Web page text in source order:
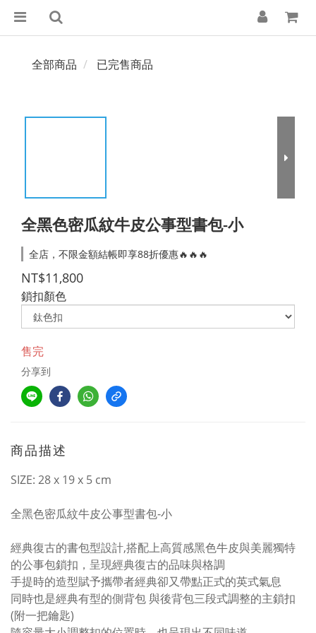
全部商品 已完售商品
全黑色密瓜紋牛皮公事型書包-小
全店，不限金額結帳即享88折優惠🔥🔥🔥
NT$11,800
鎖扣顏色
售完
分享到
商品描述
SIZE: 28 x 19 x 5 cm
全黑色密瓜紋牛皮公事型書包-小
經典復古的書包型設計,搭配上高質感黑色牛皮與美麗獨特
的公事包鎖扣，呈現經典復古的品味與格調
手提時的造型賦予攜帶者經典卻又帶點正式的英式氣息
同時也是經典有型的側背包 與後背包三段式調整的主鎖扣
(附一把鑰匙)